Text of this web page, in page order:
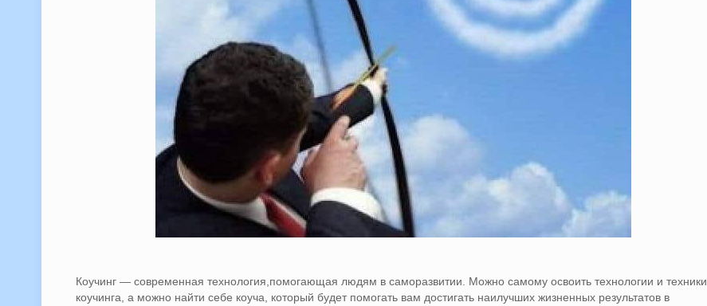
Коучинг — современная технология,помогающая людям в саморазвитии. Можно самому освоить технологии и техники
коучинга, а можно найти себе коуча, который будет помогать вам достигать наилучших жизненных результатов в